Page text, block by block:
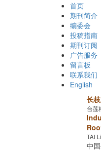
首页
期刊简介
编委会
投稿指南
期刊订阅
广告服务
留言板
联系我们
English
长
台莲
TAI
中